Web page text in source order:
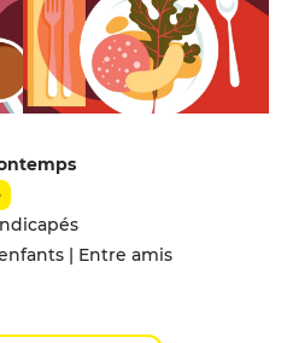
| Entre amis